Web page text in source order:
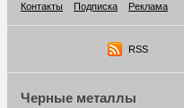
Контакты
Подписка Реклама
RSS
Черные металлы